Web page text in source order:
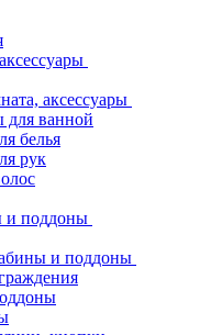
аксессуары
для ванной
белья
рук
и поддоны
и поддоны